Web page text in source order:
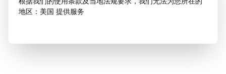
地区：美国 提供服务